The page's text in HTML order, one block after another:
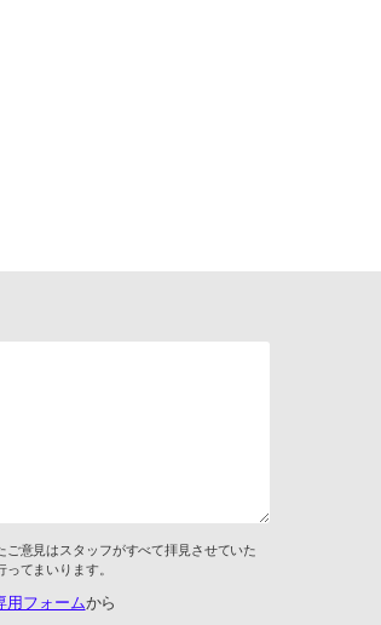
意見はスタッフがすべて拝見させていた
てまいります。
用フォームから